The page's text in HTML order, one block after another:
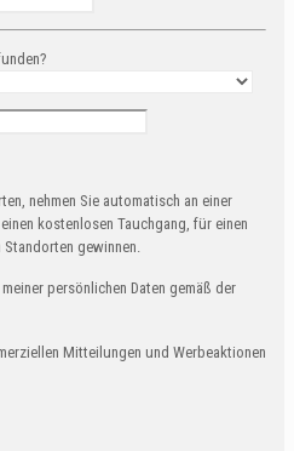
nehmen Sie automatisch an einer
kostenlosen Tauchgang, für einen
gewinnen.
persönlichen Daten gemäß der
Mitteilungen und Werbeaktionen